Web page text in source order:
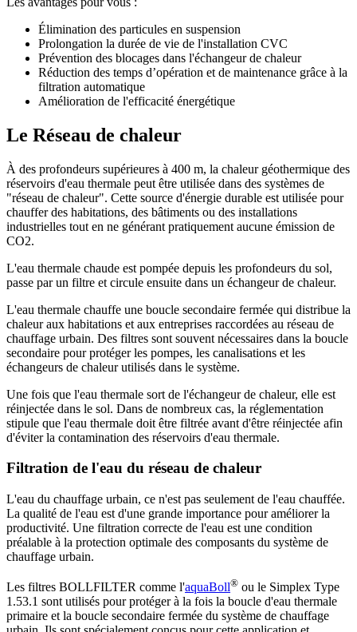
Élimination des particules en suspension
Prolongation la durée de vie de l'installation CVC
Prévention des blocages dans l'échangeur de chaleur
Réduction des temps d’opération et de maintenance grâce à la
filtration automatique
Amélioration de l'efficacité énergétique
Le Réseau de chaleur
À des profondeurs supérieures à 400 m, la chaleur géothermique des
réservoirs d'eau thermale peut être utilisée dans des systèmes de
"réseau de chaleur". Cette source d'énergie durable est utilisée pour
chauffer des habitations, des bâtiments ou des installations
industrielles tout en ne générant pratiquement aucune émission de
CO2.
L'eau thermale chaude est pompée depuis les profondeurs du sol,
passe par un filtre et circule ensuite dans un échangeur de chaleur.
L'eau thermale chauffe une boucle secondaire fermée qui distribue la
chaleur aux habitations et aux entreprises raccordées au réseau de
chauffage urbain. Des filtres sont souvent nécessaires dans la boucle
secondaire pour protéger les pompes, les canalisations et les
échangeurs de chaleur utilisés dans le système.
Une fois que l'eau thermale sort de l'échangeur de chaleur, elle est
réinjectée dans le sol. Dans de nombreux cas, la réglementation
stipule que l'eau thermale doit être filtrée avant d'être réinjectée afin
d'éviter la contamination des réservoirs d'eau thermale.
Filtration de l'eau du réseau de chaleur
L'eau du chauffage urbain, ce n'est pas seulement de l'eau chauffée.
La qualité de l'eau est d'une grande importance pour améliorer la
productivité. Une filtration correcte de l'eau est une condition
préalable à la protection optimale des composants du système de
chauffage urbain.
Les filtres BOLLFILTER comme l'aquaBoll® ou le Simplex Type
1.53.1 sont utilisés pour protéger à la fois la boucle d'eau thermale
primaire et la boucle secondaire fermée du système de chauffage